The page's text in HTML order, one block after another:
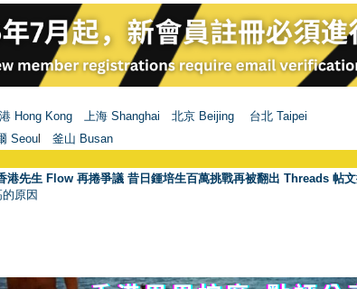
Hong Kong 上海 Shanghai 北京 Beijing 台北 Taipei
Seou 釜山 Busan
港先生 Flow 再捲爭議 昔日鍾培生百萬挑戰再被翻出 Threads 帖
原因